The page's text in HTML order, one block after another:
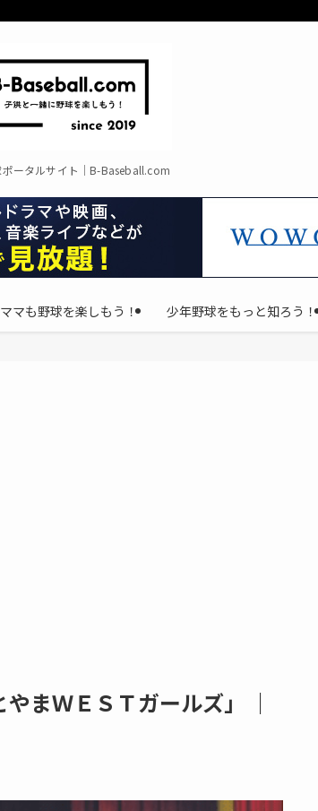
ータルサイト｜B-Baseball.com
マも野球を楽しもう！ 少年野球をもっと知ろう！
まＷＥＳＴガールズ」 ｜